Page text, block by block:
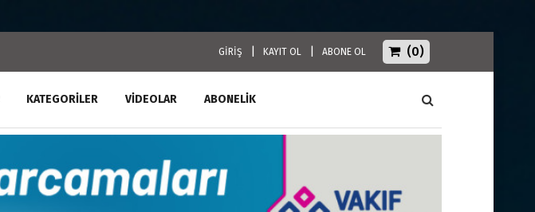
GİRİŞ KAYIT OL ABONE OL (0)
KATEGORILER VIDEOLAR ABONELİK